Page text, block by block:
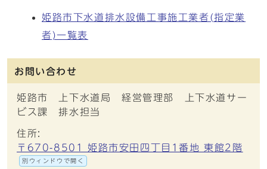
姫路市下水道排水設備工事施工業者(指定業
者)一覧表
お問い合わせ
姫路市 上下水道局 経営管理部 上下水道サー
ビス課 排水担当
住所:
〒670-8501 姫路市安田四丁目1番地 東館2階
別ウィンドウで開く